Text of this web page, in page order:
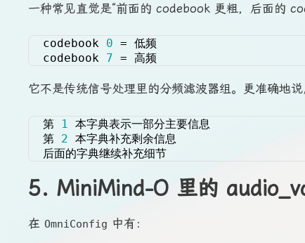
一种常见直觉是“前面的 codebook 更粗，后面的
codebook 0 = 低频
codebook 7 = 高频
它不是传统信号处理里的分频滤波器组。更准确地
第 1
本字典表示一部分主要信息
第 2 本字典补充剩余信息
后面的字典继续补充细节
5. MiniMind-O 里的
在 OmniConfig 中有：